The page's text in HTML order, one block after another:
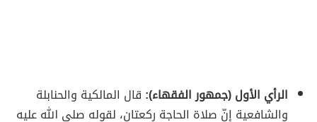
الرأي الأول (جمهور الفقهاء): قال المالكية والحنابلة
والشافعية إنّ صلاة الحاجة ركعتان، لقوله صلى الله عليه